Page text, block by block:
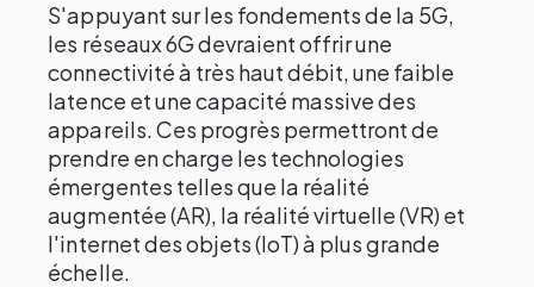
S'appuyant sur les fondements de la 5G,
les réseaux 6G devraient offrir une
connectivité à très haut débit, une faible
latence et une capacité massive des
appareils. Ces progrès permettront de
prendre en charge les technologies
émergentes telles que la réalité
augmentée (AR), la réalité virtuelle (VR) et
l'internet des objets (IoT) à plus grande
échelle.